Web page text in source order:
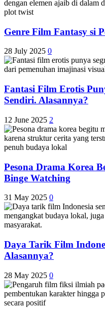
Genre Film Fantasy si
28 July 2025 0
Fantasi Film Erotis
Sendiri. Alasannya?
12 June 2025 2
Pesona Drama Korea
Binge Watching
31 May 2025 0
Daya Tarik Film
Alasannya?
28 May 2025 0